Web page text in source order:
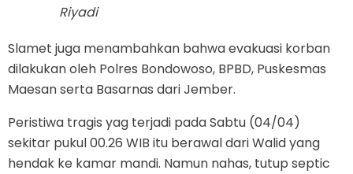
Riyadi
Slamet juga menambahkan bahwa evakuasi korban
dilakukan oleh Polres Bondowoso, BPBD, Puskesmas
Maesan serta Basarnas dari Jember.
Peristiwa tragis yag terjadi pada Sabtu (04/04)
sekitar pukul 00.26 WIB itu berawal dari Walid yang
hendak ke kamar mandi. Namun nahas, tutup septic